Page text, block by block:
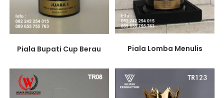
Piala Bupati Cup Berau Piala Lomba Menulis